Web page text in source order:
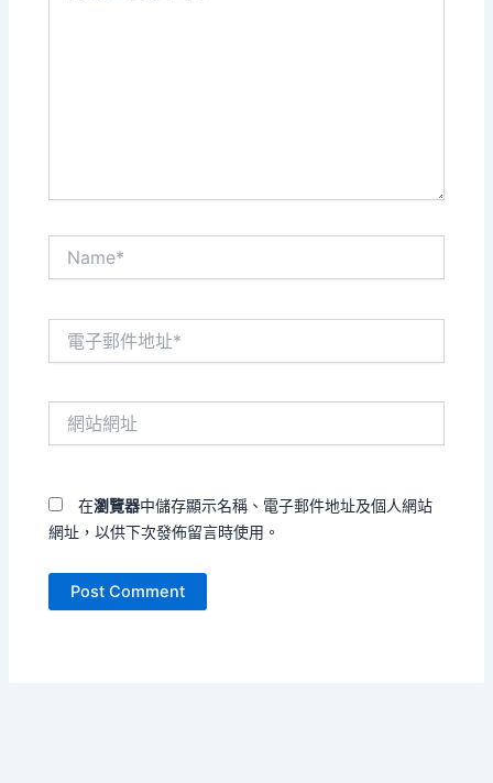
在瀏覽器中儲存顯示名稱、電子郵件地址及個人網站
網址，以供下次發佈留言時使用。